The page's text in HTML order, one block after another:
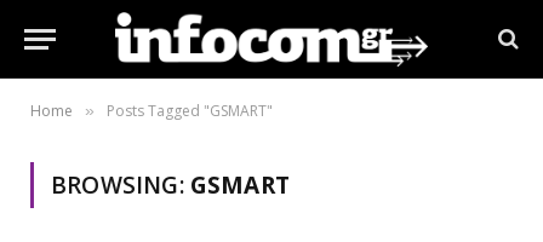
Home » Posts Tagged "GSMART"
BROWSING: GSMART